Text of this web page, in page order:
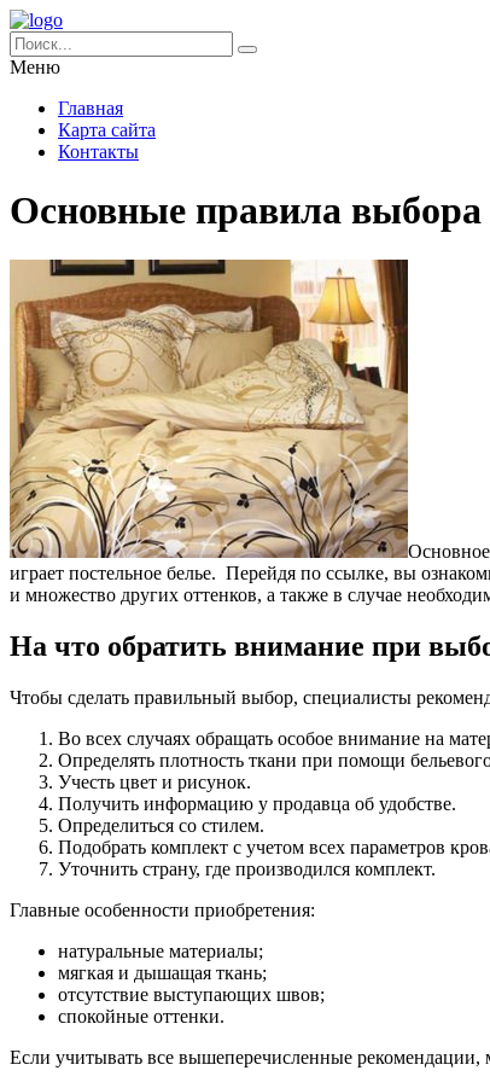
Меню
Главная
Карта сайта
Контакты
Основные правила выбора
Основное
играет постельное белье. Перейдя по ссылке, вы
и множество других оттенков, а также в случае
На что обратить внимание при
Чтобы сделать правильный выбор, специалисты
Во всех случаях обращать особое внимание на
Определять плотность ткани при помощи
Учесть цвет и рисунок.
Получить информацию у продавца об удобстве.
Определиться со стилем.
Подобрать комплект с учетом всех параметров
Уточнить страну, где производился комплект.
Главные особенности приобретения:
натуральные материалы;
мягкая и дышащая ткань;
отсутствие выступающих швов;
спокойные оттенки.
Если учитывать все вышеперечисленные